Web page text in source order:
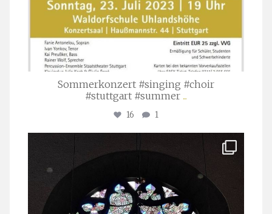
Sommerkonzert #singing #choir
#stuttgart #summer ...
16 1
Apr. 1